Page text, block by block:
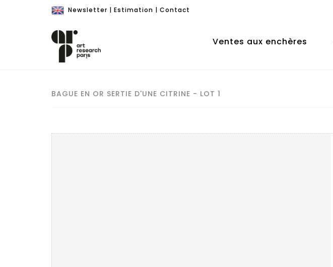
Newsletter | Estimation | Contact
Ventes aux enchères
BAGUE EN OR SERTIE D'UNE CITRINE - LOT 1